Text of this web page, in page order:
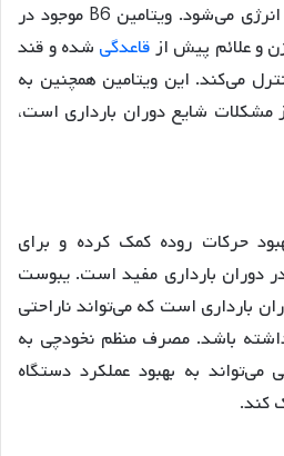
می‌شود
. ویتامین B6 موجود در
و علائم پیش ازقاعدگی شده و قند
می‌کند. این ویتامین همچنین به
مشکلات شایع دوران بارداری است،
حرکات روده کمک کرده و برای
دوران بارداری مفید است. یبوست
بارداری است که می‌تواند ناراحتی
داشته باشد. مصرف منظم نخودچی به
می‌تواند به بهبود عملکرد دستگاه
کند.